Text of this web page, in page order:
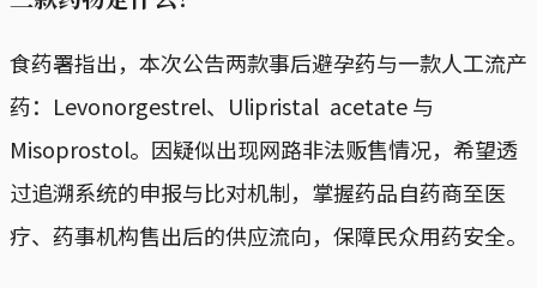
食药署指出，本次公告两款事后避孕药与一款人工流产
药：Levonorgestrel、Ulipristal acetate 与
Misoprostol。因疑似出现网路非法贩售情况，希望透
过追溯系统的申报与比对机制，掌握药品自药商至医
疗、药事机构售出后的供应流向，保障民众用药安全。